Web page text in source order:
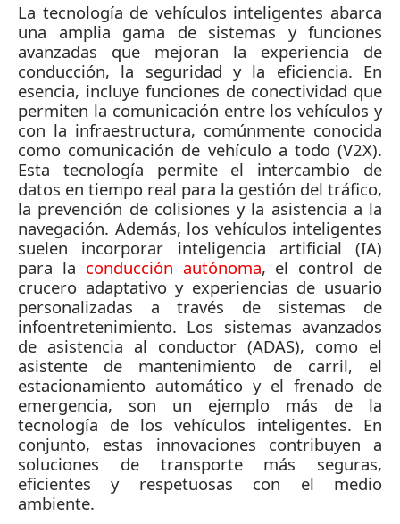
La tecnología de vehículos inteligentes abarca
una amplia gama de sistemas y funciones
avanzadas que mejoran la experiencia de
conducción, la seguridad y la eficiencia. En
esencia, incluye funciones de conectividad que
permiten la comunicación entre los vehículos y
con la infraestructura, comúnmente conocida
como comunicación de vehículo a todo (V2X).
Esta tecnología permite el intercambio de
datos en tiempo real para la gestión del tráfico,
la prevención de colisiones y la asistencia a la
navegación. Además, los vehículos inteligentes
suelen incorporar inteligencia artificial (IA)
para la conducción autónoma, el control de
crucero adaptativo y experiencias de usuario
personalizadas a través de sistemas de
infoentretenimiento. Los sistemas avanzados
de asistencia al conductor (ADAS), como el
asistente de mantenimiento de carril, el
estacionamiento automático y el frenado de
emergencia, son un ejemplo más de la
tecnología de los vehículos inteligentes. En
conjunto, estas innovaciones contribuyen a
soluciones de transporte más seguras,
eficientes y respetuosas con el medio
ambiente.